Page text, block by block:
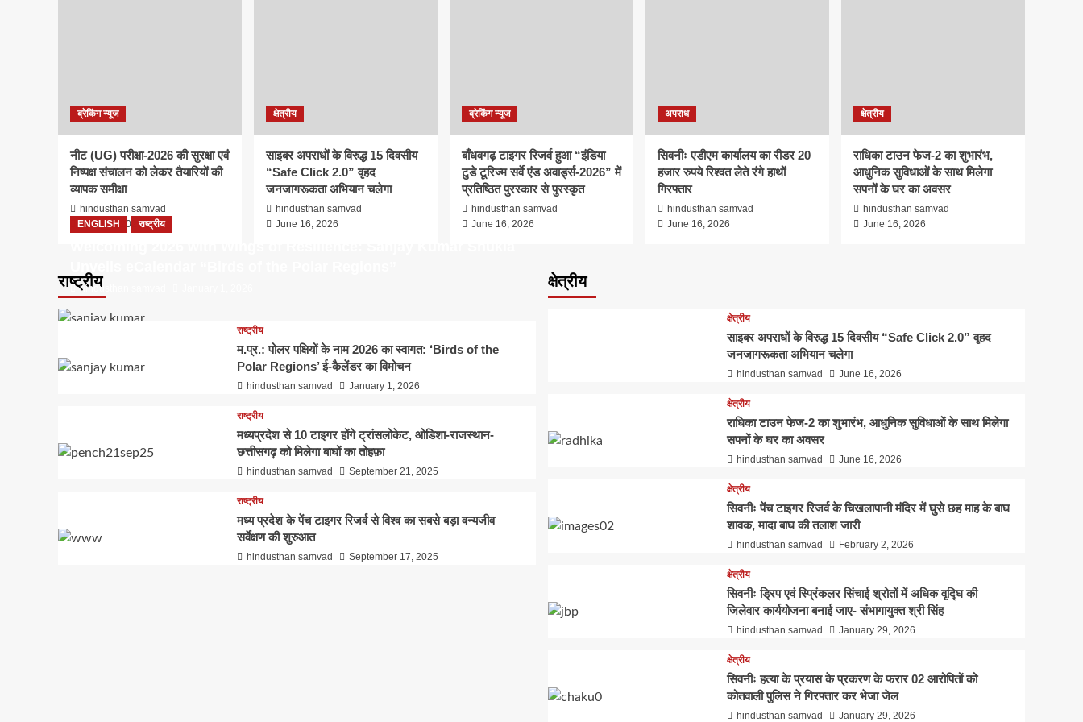
2
साइबर अपराधों के विरुद्ध 15
चलेगा
ब्रेकिंग न्यूज
बाँधवगढ़ टाइगर रिजर्व हुआ
“इंडिया टुडे टूरिज्म सर्वे एंड
4
हाथों गिरफ्तार
5
क्षेत्रीय
सपनों के घर का अवसर
ब्रेकिंग न्यूज
नीट (UG) परीक्षा-2026 की सुरक्षा एवं
निष्पक्ष संचालन को लेकर तैयारियों की
व्यापक समीक्षा
hindusthan samvad
June 16, 2026
क्षेत्रीय
साइबर अपराधों के विरुद्ध 15 दिवसीय
“Safe Click 2.0” वृहद
जनजागरूकता अभियान चलेगा
hindusthan samvad
June 16, 2026
ब्रेकिंग न्यूज
बाँधवगढ़ टाइगर रिजर्व हुआ “इंडिया
टुडे टूरिज्म सर्वे एंड अवार्ड्स-2026” में
प्रतिष्ठित पुरस्कार से पुरस्कृत
hindusthan samvad
June 16, 2026
अपराध
सिवनीः एडीएम कार्यालय का रीडर 20
हजार रुपये रिश्वत लेते रंगे हाथों
गिरफ्तार
hindusthan samvad
June 16, 2026
क्षेत्रीय
राधिका टाउन फेज-2 का शुभारंभ,
आधुनिक सुविधाओं के साथ मिलेगा
सपनों के घर का अवसर
hindusthan samvad
June 16, 2026
राष्ट्रीय
ENGLISH राष्ट्रीय
hindusthan samvad
राष्ट्रीय
म.प्र.: पोलर पक्षियों के नाम 2026 का स्वागत: ‘Birds of the
Polar Regions’ ई-कैलेंडर का विमोचन
hindusthan samvad January 1, 2026
राष्ट्रीय
मध्यप्रदेश से 10 टाइगर होंगे ट्रांसलोकेट, ओडिशा-राजस्थान-
छत्तीसगढ़ को मिलेगा बाघों का तोहफ़ा
hindusthan samvad September 21, 2025
राष्ट्रीय
मध्य प्रदेश के पेंच टाइगर रिजर्व से विश्व का सबसे बड़ा वन्यजीव
सर्वेक्षण की शुरुआत
hindusthan samvad September 17, 2025
क्षेत्रीय
क्षेत्रीय
साइबर अपराधों के विरुद्ध 15 दिवसीय “Safe Click 2.0” वृहद
जनजागरूकता अभियान चलेगा
hindusthan samvad June 16, 2026
क्षेत्रीय
राधिका टाउन फेज-2 का शुभारंभ, आधुनिक सुविधाओं के साथ मिलेगा
सपनों के घर का अवसर
hindusthan samvad June 16, 2026
क्षेत्रीय
सिवनीः पेंच टाइगर रिजर्व के चिखलापानी मंदिर में घुसे छह माह के बाघ
शावक, मादा बाघ की तलाश जारी
hindusthan samvad February 2, 2026
क्षेत्रीय
सिवनीः ड्रिप एवं स्प्रिंकलर सिंचाई श्रोतों में अधिक वृद्घि की
जिलेवार कार्ययोजना बनाई जाए- संभागायुक्‍त श्री सिंह
hindusthan samvad January 29, 2026
क्षेत्रीय
सिवनीः हत्या के प्रयास के प्रकरण के फरार 02 आरोपितों को
कोतवाली पुलिस ने गिरफ्तार कर भेजा जेल
hindusthan samvad January 29, 2026
सिवनीः जिले में पहली बार इंडियन पोटाश लिमिटेड की यूरिया रैक पहुँची